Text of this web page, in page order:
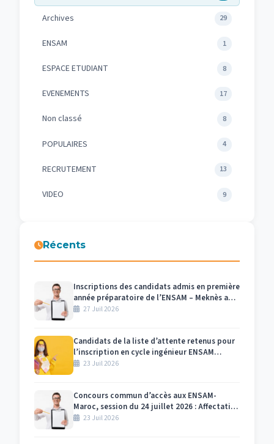
Archives 29
ENSAM 1
ESPACE ETUDIANT 8
EVENEMENTS 17
Non classé 8
POPULAIRES 4
RECRUTEMENT 13
VIDEO 9
Récents
Inscriptions des candidats admis en première
année préparatoire de l’ENSAM – Meknès au
titre de l’année universitaire 2026/2027
27 Juil 2026
Candidats de la liste d’attente retenus pour
l’inscription en cycle ingénieur ENSAM
Meknès 2026-2027
23 Juil 2026
Concours commun d’accès aux ENSAM-
Maroc, session du 24 juillet 2026 : Affectation
des numéros des candidats et des salles par
23 Juil 2026